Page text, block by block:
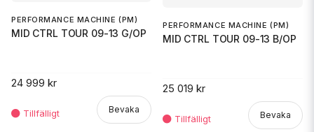
PERFORMANCE MACHINE (PM)
MID CTRL TOUR 09-13 G/OP
24 999 kr
Bevaka
PERFORMANCE MACHINE (PM)
MID CTRL TOUR 09-13 B/OP
25 019 kr
Bevaka